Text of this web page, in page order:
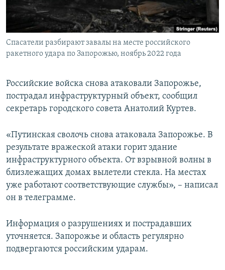
ПОБЕДИТЕЛЕЙ НЕ СУДЯТ?
КРЫМ.НЕПОКОРЕННЫЙ
ELIFBE
ПРИСОЕДИНЯЙТЕСЬ!
Спасатели разбирают завалы на месте российского
ракетного удара по Запорожью, ноябрь 2022 года
Российские войска снова атаковали Запорожье,
пострадал инфраструктурный объект, сообщил
секретарь городского совета Анатолий Куртев.
«Путинская сволочь снова атаковала Запорожье. В
результате вражеской атаки горит здание
инфраструктурного объекта. От взрывной волны в
близлежащих домах вылетели стекла. На местах
уже работают соответствующие службы», – написал
он в телеграмме.
Информация о разрушениях и пострадавших
уточняется. Запорожье и область регулярно
подвергаются российским ударам.